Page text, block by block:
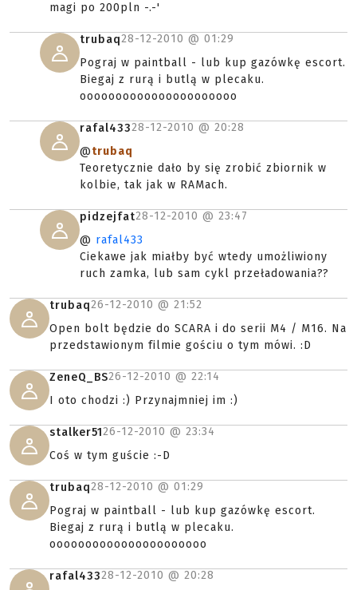
magi po 200pln -.-'
trubaq28-12-2010 @ 01:29
Pograj w paintball - lub kup gazówkę escort.
Biegaj z rurą i butlą w plecaku.
oooooooooooooooooooooo
rafal43328-12-2010 @ 20:28
@trubaq
Teoretycznie dało by się zrobić zbiornik w
kolbie, tak jak w RAMach.
pidzejfat28-12-2010 @ 23:47
@ rafal433
Ciekawe jak miałby być wtedy umożliwiony
ruch zamka, lub sam cykl przeładowania??
trubaq26-12-2010 @ 21:52
Open bolt będzie do SCARA i do serii M4 / M16. Na
przedstawionym filmie gościu o tym mówi. :D
ZeneQ_BS26-12-2010 @ 22:14
I oto chodzi :) Przynajmniej im :)
stalker5126-12-2010 @ 23:34
Coś w tym guście :-D
trubaq28-12-2010 @ 01:29
Pograj w paintball - lub kup gazówkę escort.
Biegaj z rurą i butlą w plecaku.
oooooooooooooooooooooo
rafal43328-12-2010 @ 20:28